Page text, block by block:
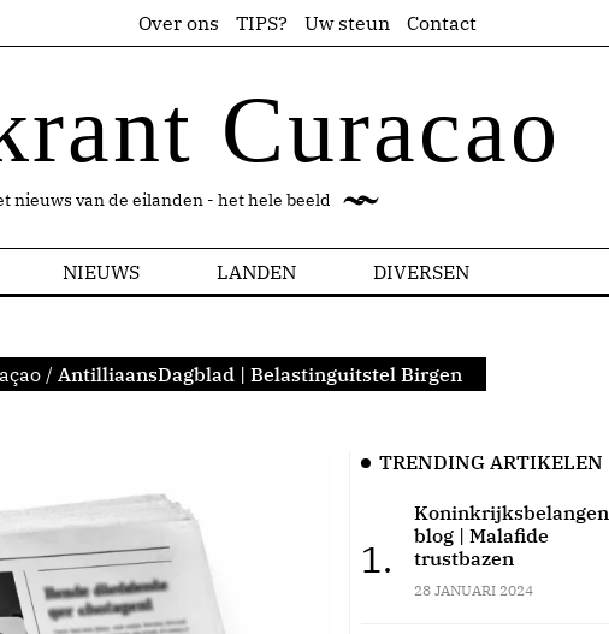
Over ons TIPS? Uw steun Contact
Curacao
nieuws van de eilanden - het hele beeld
NIEUWS LANDEN DIVERSEN
/ AntilliaansDagblad | Belastinguitstel Birgen
TRENDING ARTIKELEN
1.
Koninkrijksbelangen
blog | Malafide
trustbazen
28 JANUARI 2024